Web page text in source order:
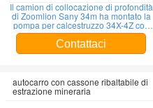
Il camion di collocazione di profondità
di Zoomlion Sany 34m ha montato la
pompa per calcestruzzo 34X-4Z con
un'uscita dell'attrezzatura per l'edilizia
dal ³ /h di 120m
Contattaci
autocarro con cassone ribaltabile di
estrazione mineraria